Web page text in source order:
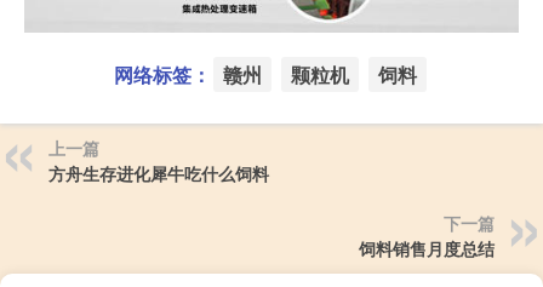
网络标签： 赣州 颗粒机 饲料
上一篇
方舟生存进化犀牛吃什么饲料
下一篇
饲料销售月度总结